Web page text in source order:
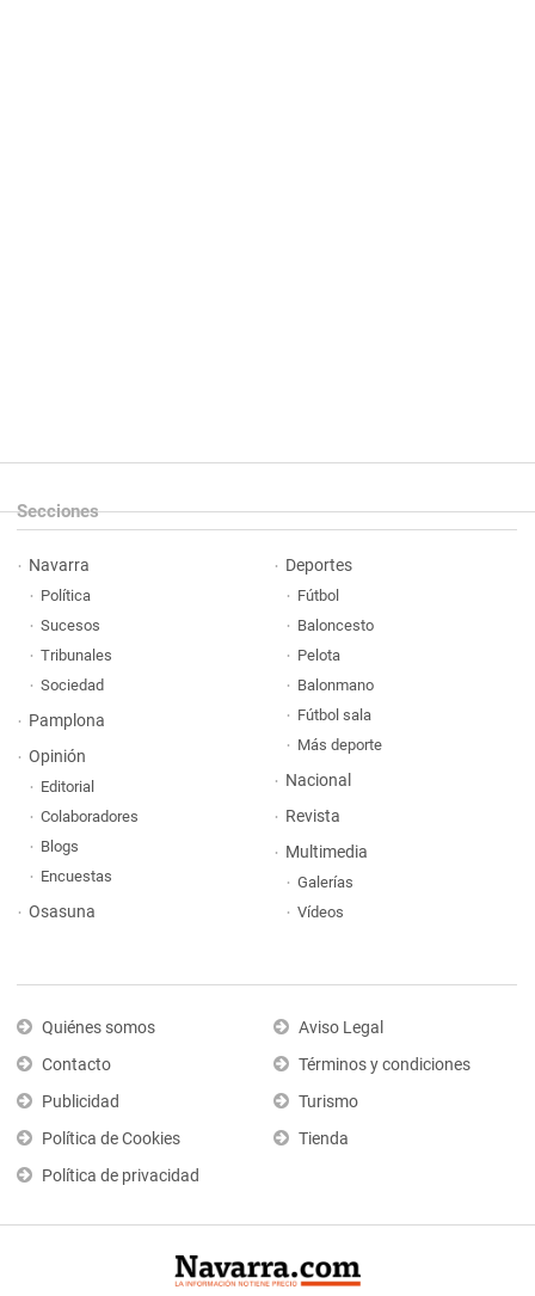
Secciones
Navarra
Política
Sucesos
Tribunales
Sociedad
Pamplona
Opinión
Editorial
Colaboradores
Blogs
Encuestas
Osasuna
Deportes
Fútbol
Baloncesto
Pelota
Balonmano
Fútbol sala
Más deporte
Nacional
Revista
Multimedia
Galerías
Vídeos
Quiénes somos
Contacto
Publicidad
Política de Cookies
Política de privacidad
Aviso Legal
Términos y condiciones
Turismo
Tienda